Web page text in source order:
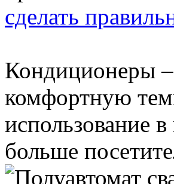
сделать
Кондиционеры
комфортную
использование
больше